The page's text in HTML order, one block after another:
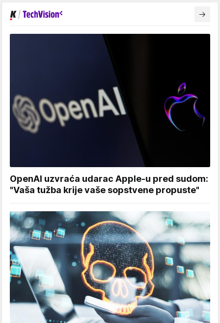
OpenAI uzvraća udarac Apple-u pred sudom:
"Vaša tužba krije vaše sopstvene propuste"